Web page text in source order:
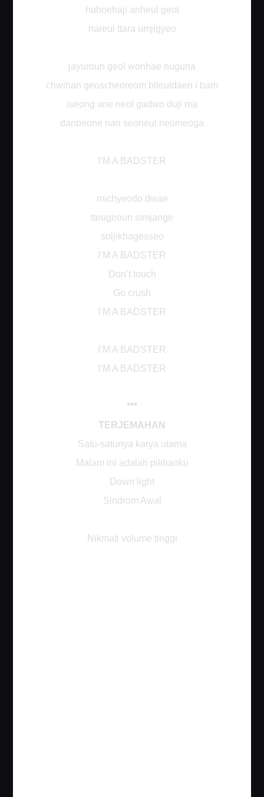
huhoehaji anheul geol
nareul ttara umjigyeo
jayuroun geol wonhae nuguna
chwihan geoscheoreom biteuldaen i bam
iseong ane neol gadwo duji ma
danbeone nan seoneul neomeoga
I’M A BADSTER
michyeodo dwae
tteugeoun simjange
soljikhagesseo
I’M A BADSTER
Don’t touch
Go crush
I’M A BADSTER
I’M A BADSTER
I’M A BADSTER
***
TERJEMAHAN
Satu-satunya karya utama
Malam ini adalah pilihanku
Down light
Sindrom Awal
Nikmati volume tinggi